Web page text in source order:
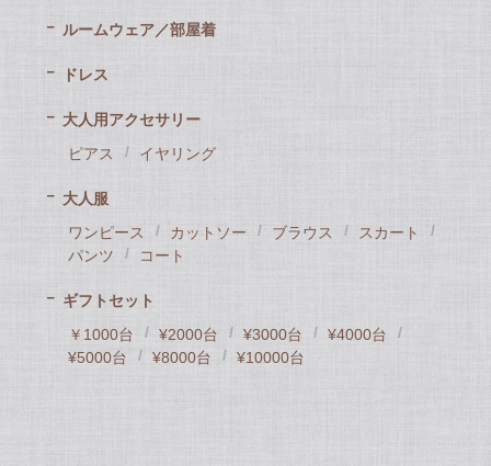
ルームウェア／部屋着
ドレス
大人用アクセサリー
ピアス
イヤリング
大人服
ワンピース
カットソー ブラウス
スカート
パンツ
コート
ギフトセット
￥1000台
¥2000台 ¥3000台
¥4000台
¥5000台
¥8000台 ¥10000台